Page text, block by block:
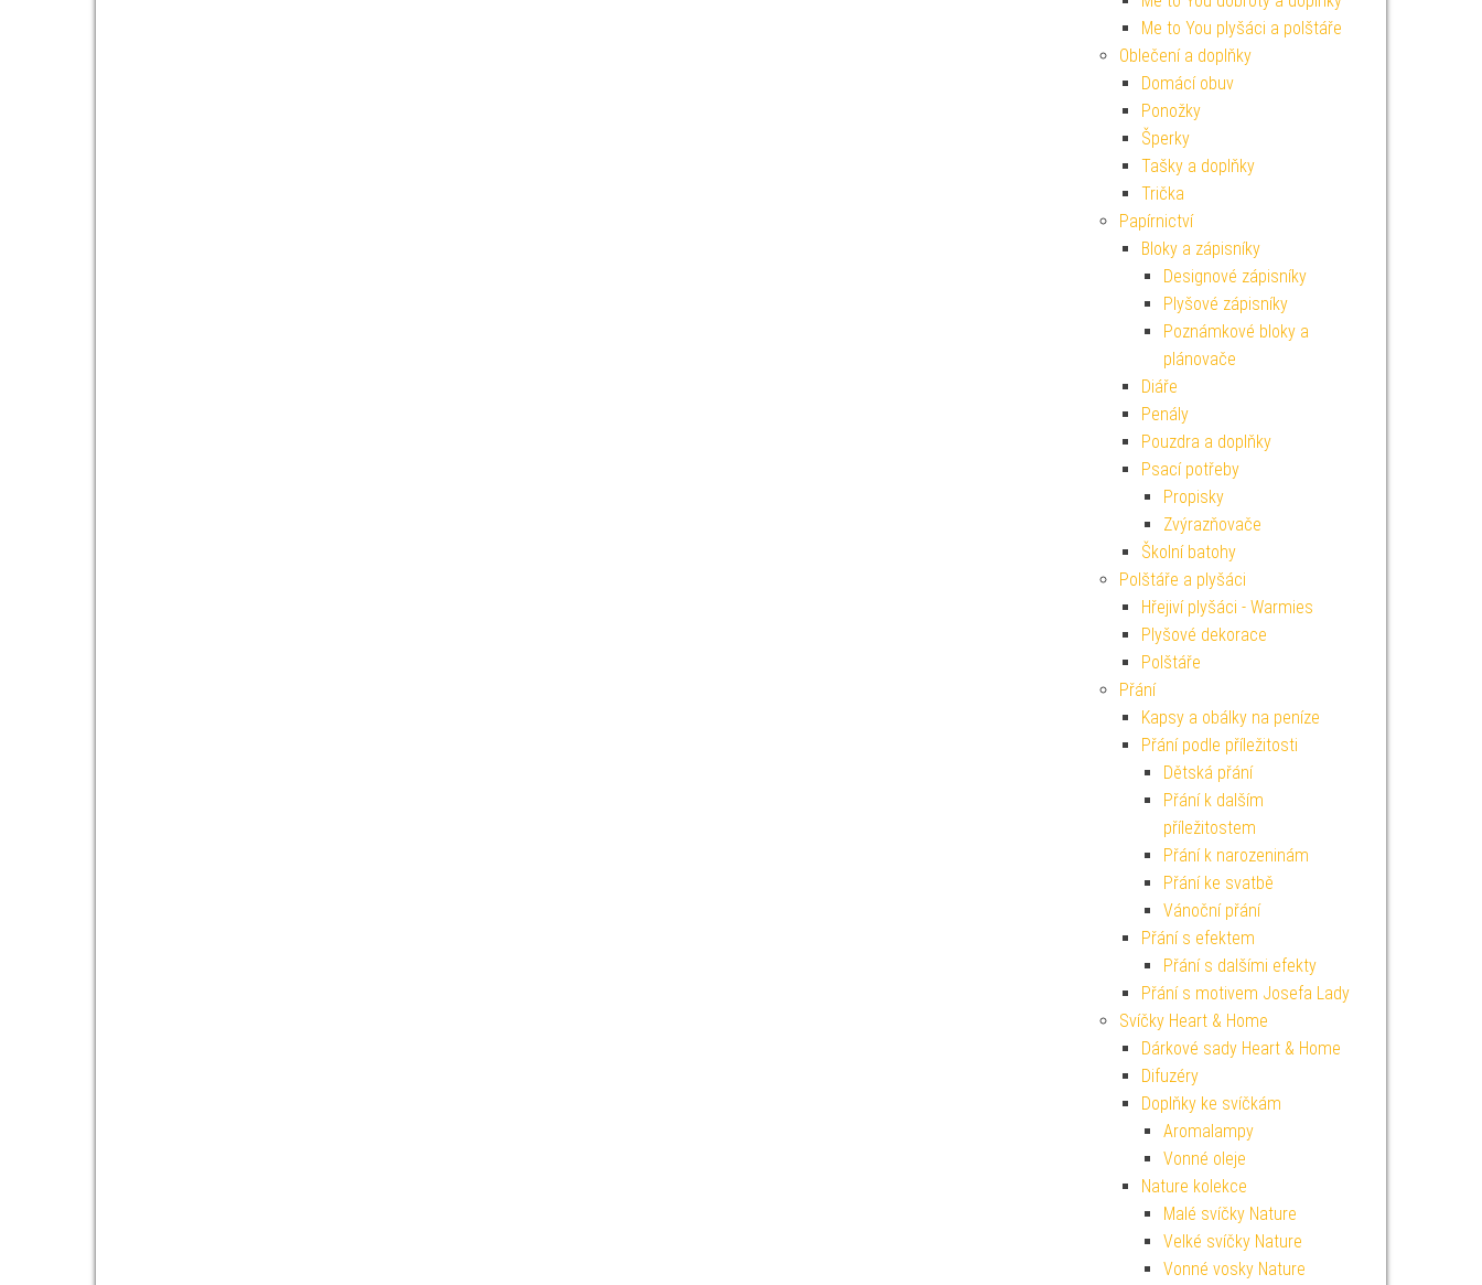
Me to You plyšáci a polštáře
Oblečení a doplňky
Domácí obuv
Ponožky
Šperky
Tašky a doplňky
Trička
Papírnictví
Bloky a zápisníky
Designové zápisníky
Plyšové zápisníky
Poznámkové bloky a
plánovače
Diáře
Penály
Pouzdra a doplňky
Psací potřeby
Propisky
Zvýrazňovače
Školní batohy
Polštáře a plyšáci
Hřejiví plyšáci - Warmies
Plyšové dekorace
Polštáře
Přání
Kapsy a obálky na peníze
Přání podle příležitosti
Dětská přání
Přání k dalším
příležitostem
Přání k narozeninám
Přání ke svatbě
Vánoční přání
Přání s efektem
Přání s dalšími efekty
Přání s motivem Josefa Lady
Svíčky Heart & Home
Dárkové sady Heart & Home
Difuzéry
Doplňky ke svíčkám
Aromalampy
Vonné oleje
Nature kolekce
Malé svíčky Nature
Velké svíčky Nature
Vonné vosky Nature